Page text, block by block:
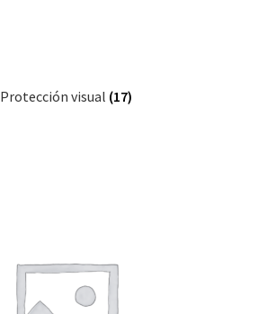
Protección visual (17)